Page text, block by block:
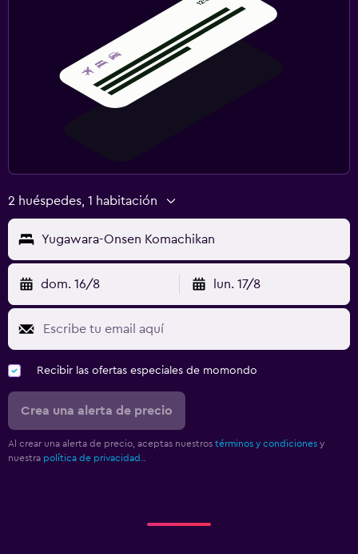
2 huéspedes, 1 habitación
Yugawara-Onsen Komachikan
dom. 16/8 lun. 17/8
Recibir las ofertas especiales de momondo
Crea una alerta de precio
Al crear una alerta de precio, aceptas nuestros términos y condiciones y
nuestra política de privacidad.